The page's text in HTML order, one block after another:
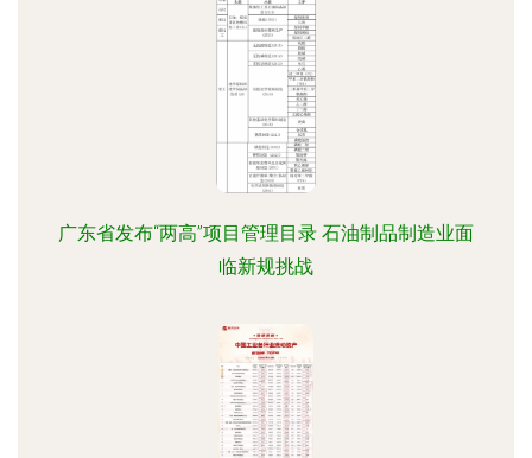
广东省发布“两高”项目管理目录 石油制品制造业面
临新规挑战